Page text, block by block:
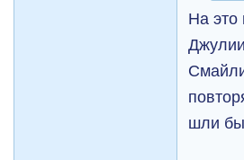
На это
шли